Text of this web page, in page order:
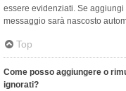
essere evidenziati. Se
messaggio sarà nascosto
Top
Come posso aggiungere o
ignorati?